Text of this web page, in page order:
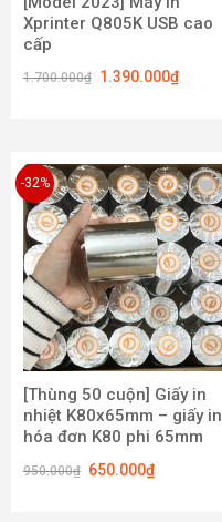
Xprinter Q805K USB cao
cấp
1.700.000₫ 1.390.000₫
-32%
Add to
wishlist
[Thùng 50 cuộn] Giấy in
nhiệt K80x65mm – giấy in
hóa đơn K80 phi 65mm
950.000₫ 650.000₫